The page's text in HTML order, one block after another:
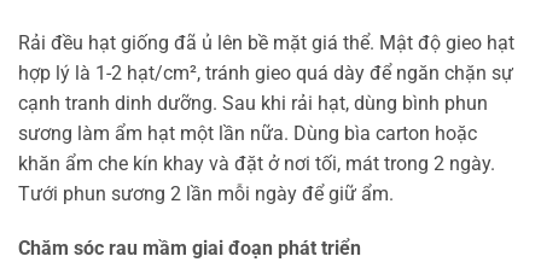
Rải đều hạt giống đã ủ lên bề mặt giá thể. Mật độ gieo hạt
hợp lý là 1-2 hạt/cm², tránh gieo quá dày để ngăn chặn sự
cạnh tranh dinh dưỡng. Sau khi rải hạt, dùng bình phun
sương làm ẩm hạt một lần nữa. Dùng bìa carton hoặc
khăn ẩm che kín khay và đặt ở nơi tối, mát trong 2 ngày.
Tưới phun sương 2 lần mỗi ngày để giữ ẩm.
Chăm sóc rau mầm giai đoạn phát triển